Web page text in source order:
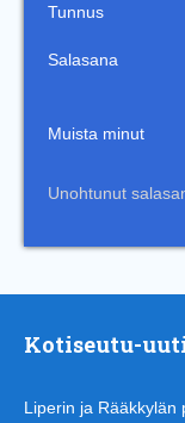
Tunnus
Salasana
Muista minut
Unohtunut
Kotiseutu-
Liperin ja Rääkkylän